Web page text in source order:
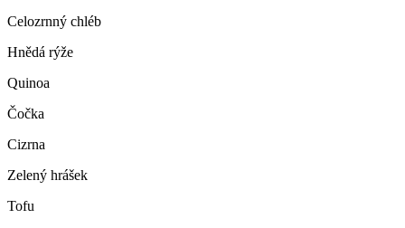
Celozrnný chléb
Hnědá rýže
Quinoa
Čočka
Cizrna
Zelený hrášek
Tofu